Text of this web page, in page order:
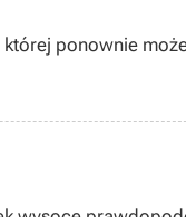
ponownie